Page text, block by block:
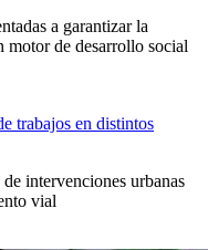
a garantizar la
motor de desarrollo social
trabajos en distintos
intervenciones urbanas
vial